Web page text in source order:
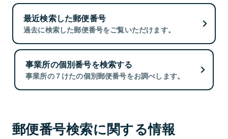
最近検索した郵便番号
過去に検索した郵便番号をご覧いただけます。
事業所の個別番号を検索する
事業所の７けたの個別郵便番号をお調べします。
郵便番号検索に関する情報